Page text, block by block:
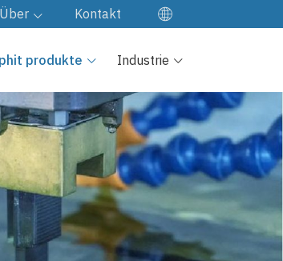
Über
kontrolle
Kultur
Kontakt
ES
FR
JA
KO
produkte Industrie